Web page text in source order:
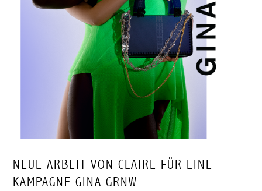
NEUE ARBEIT VON CLAIRE FÜR EINE
KAMPAGNE GINA GRNW